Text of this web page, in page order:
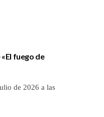
fuego de
de 2026 a las